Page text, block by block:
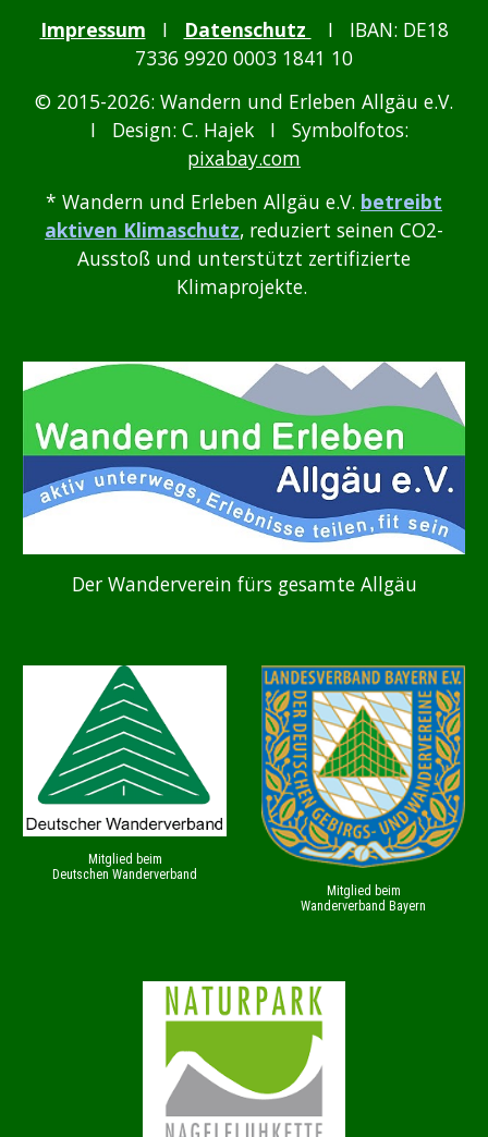
Impressum I Datenschutz I
IBAN: DE18
7336 9920 0003 1841 10
© 2015-2026: Wandern und Erleben Allgäu e.V.
I Design: C. Hajek I Symbolfotos:
pixabay.com
* Wandern und Erleben Allgäu e.V. betreibt
aktiven Klimaschutz, reduziert seinen CO2-
Ausstoß und unterstützt zertifizierte
Klimaprojekte.
Der Wanderverein fürs gesamte Allgäu
Mitglied beim
Deutschen Wanderverband
Mitglied beim
Wanderverband Bayern